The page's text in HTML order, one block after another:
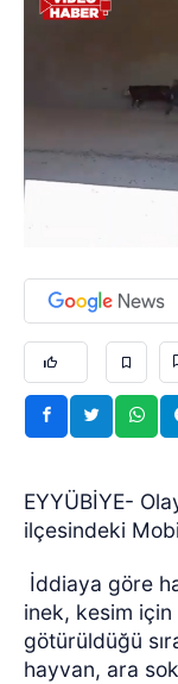
EYYÜBİYE-
ilçesindeki
İddiaya göre
inek, kesim
götürüldüğü
hayvan, ara